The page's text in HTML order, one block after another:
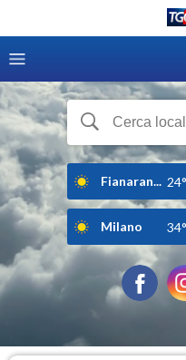
Fianaran... 24°
Milano 34°